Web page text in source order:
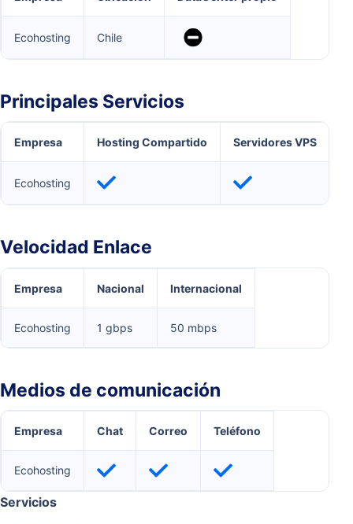
Ecohosting Chile
Principales Servicios
Empresa Hosting Compartido Servidores VPS
Ecohosting
Velocidad Enlace
Empresa Nacional Internacional
Ecohosting 1 gbps 50 mbps
Medios de comunicación
Empresa Chat Correo Teléfono
Ecohosting
Servicios